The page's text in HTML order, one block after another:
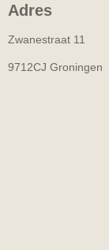
Adres
Zwanestraat 11
9712CJ Groningen